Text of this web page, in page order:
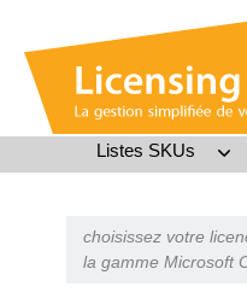
Listes SKUs
choisissez votre
la gamme Microsoft